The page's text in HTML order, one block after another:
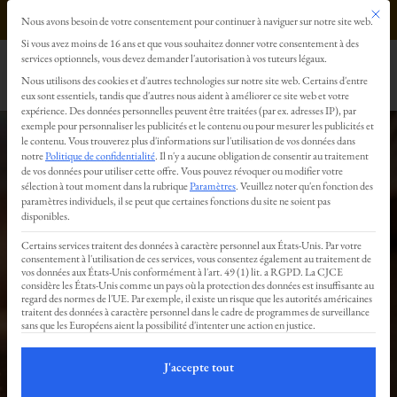
0499293179
Livre d’or
:
Ce
Préférences en matière de confidentialité
Nous avons besoin de votre consentement pour continuer à naviguer sur notre site web.
Si vous avez moins de 16 ans et que vous souhaitez donner votre consentement à des
services optionnels, vous devez demander l'autorisation à vos tuteurs légaux.
Nous utilisons des cookies et d'autres technologies sur notre site web. Certains d'entre
eux sont essentiels, tandis que d'autres nous aident à améliorer ce site web et votre
expérience.Des données personnelles peuvent être traitées (par ex. adresses IP), par
exemple pour personnaliser les publicités et le contenu ou pour mesurer les publicités et
le contenu.Vous trouverez plus d'informations sur l'utilisation de vos données dans
notrePolitique de confidentialité.Il n'y a aucune obligation de consentir au traitement
de vos données pour utiliser cette offre.Vous pouvez révoquer ou modifier votre
sélection à tout moment dans la rubriqueParamètres.Veuillez noter qu'en fonction des
paramètres individuels, il se peut que certaines fonctions du site ne soient pas
disponibles.
Certains services traitent des données à caractère personnel aux États-Unis. Par votre
consentement à l'utilisation de ces services, vous consentez également au traitement de
vos données aux États-Unis conformément à l'art. 49 (1) lit. a RGPD. La CJCE
considère les États-Unis comme un pays où la protection des données est insuffisante au
regard des normes de l'UE. Par exemple, il existe un risque que les autorités américaines
traitent des données à caractère personnel dans le cadre de programmes de surveillance
sans que les Européens aient la possibilité d'intenter une action en justice.
J'accepte tout